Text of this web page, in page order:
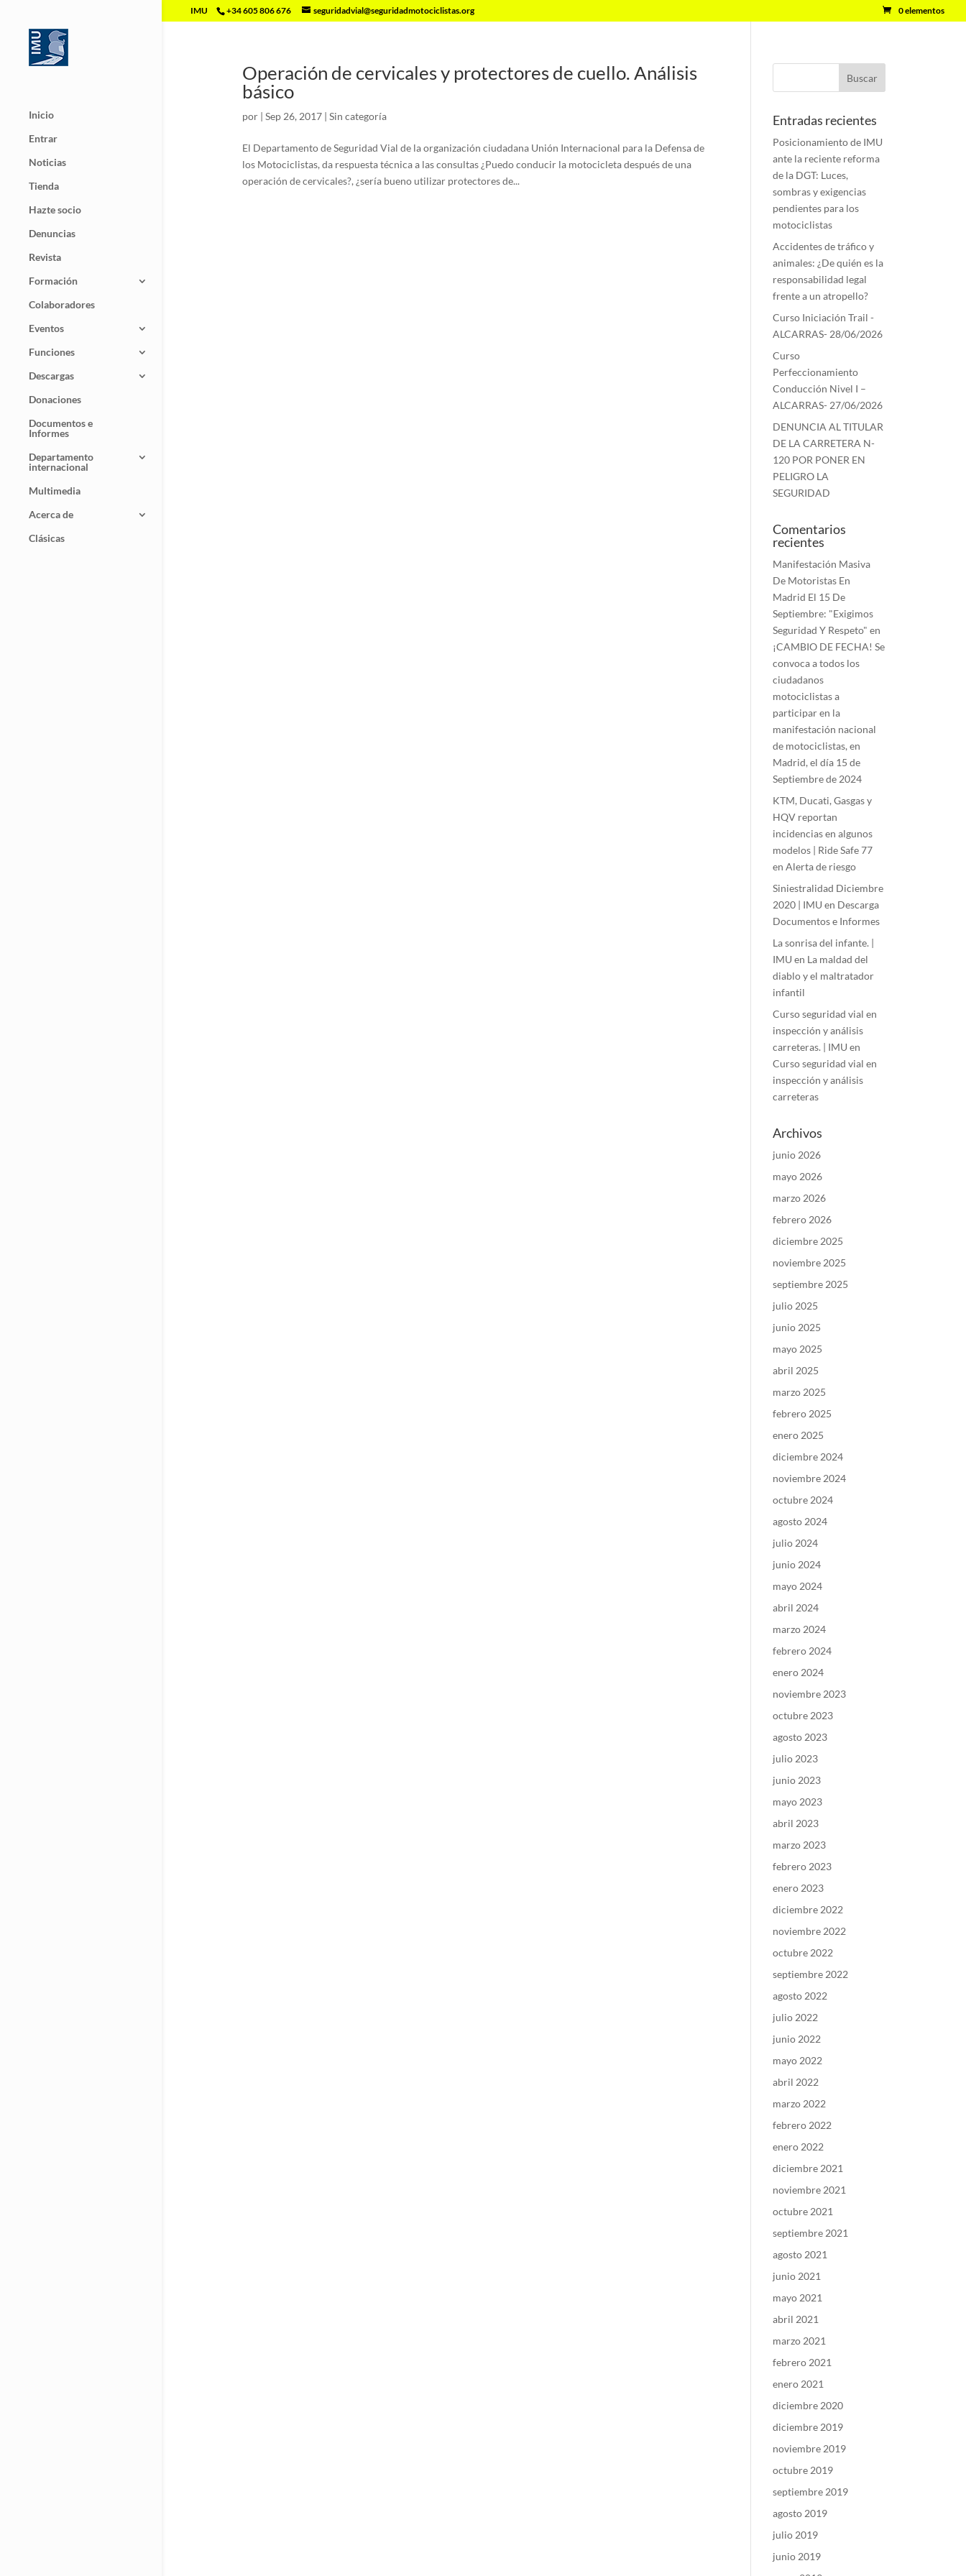
IMU +34 605 806 676 seguridadvial@seguridadmotociclistas.org 0 elementos
Inicio
Entrar
Noticias
Tienda
Hazte socio
Denuncias
Revista
Formación
Colaboradores
Eventos
Funciones
Descargas
Donaciones
Documentos e
Informes
Departamento
internacional
Multimedia
Acerca de
Clásicas
Operación de cervicales y protectores de cuello. Análisis
básico
por | Sep 26, 2017| Sin categoría
El Departamento de Seguridad Vial de la organización ciudadana Unión Internacional para la Defensa de
los Motociclistas, da respuesta técnica a las consultas ¿Puedo conducir la motocicleta después de una
operación de cervicales?, ¿sería bueno utilizar protectores de...
Entradas recientes
Posicionamiento de IMU
ante la reciente reforma
de la DGT: Luces,
sombras y exigencias
pendientes para los
motociclistas
Accidentes de tráfico y
animales: ¿De quién es la
responsabilidad legal
frente a un atropello?
Curso Iniciación Trail -
ALCARRAS- 28/06/2026
Curso
Perfeccionamiento
Conducción Nivel I –
ALCARRAS- 27/06/2026
DENUNCIA AL TITULAR
DE LA CARRETERA N-
120 POR PONER EN
PELIGRO LA
SEGURIDAD
Comentarios
recientes
Manifestación Masiva
De Motoristas En
Madrid El 15 De
Septiembre: "Exigimos
Seguridad Y Respeto" en
¡CAMBIO DE FECHA! Se
convoca a todos los
ciudadanos
motociclistas a
participar en la
manifestación nacional
de motociclistas, en
Madrid, el día 15 de
Septiembre de 2024
KTM, Ducati, Gasgas y
HQV reportan
incidencias en algunos
modelos | Ride Safe 77
enAlerta de riesgo
Siniestralidad Diciembre
2020 | IMU en Descarga
Documentos e Informes
La sonrisa del infante. |
IMU en La maldad del
diablo y el maltratador
infantil
Curso seguridad vial en
inspección y análisis
carreteras. | IMU en
Curso seguridad vial en
inspección y análisis
carreteras
Archivos
junio 2026
mayo 2026
marzo 2026
febrero 2026
diciembre 2025
noviembre 2025
septiembre 2025
julio 2025
junio 2025
mayo 2025
abril 2025
marzo 2025
febrero 2025
enero 2025
diciembre 2024
noviembre 2024
octubre 2024
agosto 2024
julio 2024
junio 2024
mayo 2024
abril 2024
marzo 2024
febrero 2024
enero 2024
noviembre 2023
octubre 2023
agosto 2023
julio 2023
junio 2023
mayo 2023
abril 2023
marzo 2023
febrero 2023
enero 2023
diciembre 2022
noviembre 2022
octubre 2022
septiembre 2022
agosto 2022
julio 2022
junio 2022
mayo 2022
abril 2022
marzo 2022
febrero 2022
enero 2022
diciembre 2021
noviembre 2021
octubre 2021
septiembre 2021
agosto 2021
junio 2021
mayo 2021
abril 2021
marzo 2021
febrero 2021
enero 2021
diciembre 2020
diciembre 2019
noviembre 2019
octubre 2019
septiembre 2019
agosto 2019
julio 2019
junio 2019